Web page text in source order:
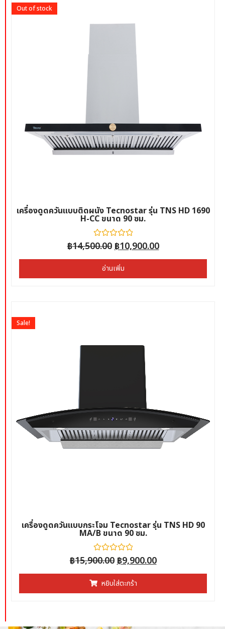
เครื่องดูดควันแบบติดผนัง Tecnostar รุ่น TNS HD 1690
H-CC ขนาด 90 ซม.
ให้
คะแนน
ตั้งแต่
5
฿14,500.00฿10,900.00
Out of stock
อ่านเพิ่ม
เครื่องดูดควันแบบกระโจม Tecnostar รุ่น TNS HD 90
MA/B ขนาด 90 ซม.
ให้
คะแนน
1-
5
฿15,900.00฿9,900.00
Sale!
หยิบใส่ตะกร้า